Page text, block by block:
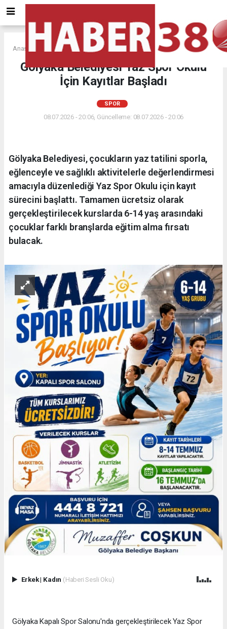
Anasayfa SPOR
Gölyaka Belediyesi Yaz Spor Okulu
İçin Kayıtlar Başladı
SPOR
08.07.2026 - 20:06, Güncelleme: 08.07.2026 - 20:06
Gölyaka Belediyesi, çocukların yaz tatilini sporla,
eğlenceyle ve sağlıklı aktivitelerle değerlendirmesi
amacıyla düzenlediği Yaz Spor Okulu için kayıt
sürecini başlattı. Tamamen ücretsiz olarak
gerçekleştirilecek kurslarda 6-14 yaş arasındaki
çocuklar farklı branşlarda eğitim alma fırsatı
bulacak.
Erkek| Kadın (Haberi Sesli Oku)
Gölyaka Kapalı Spor Salonu'nda gerçekleştirilecek Yaz Spor